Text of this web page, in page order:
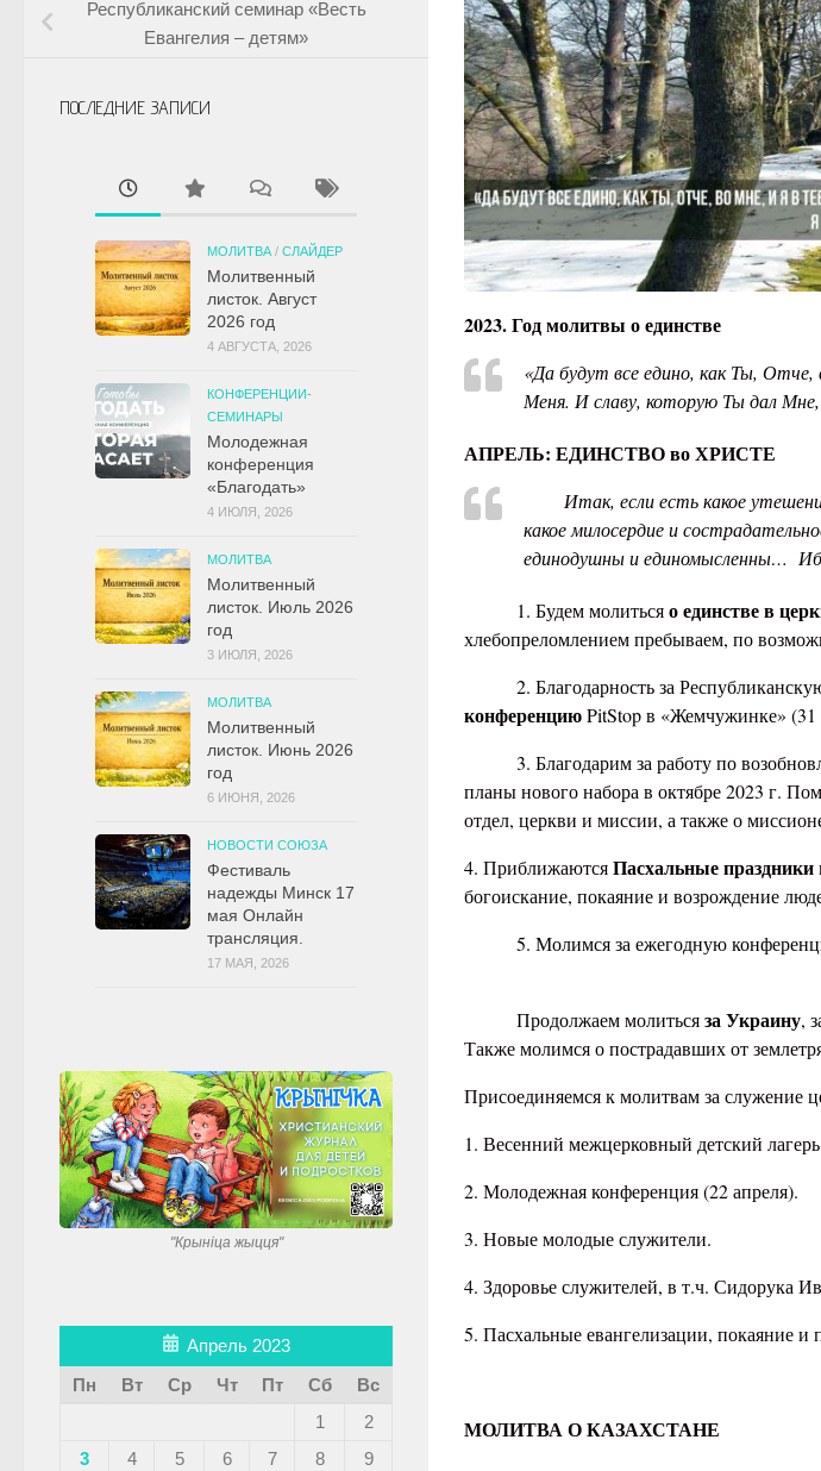
2023. Год молитвы о единстве
«Да будут все едино, как Ты,
Меня. И славу, которую Ты дал
АПРЕЛЬ: ЕДИНСТВО во ХРИСТЕ
Итак, еслиестькакое
какое милосердие и
единодушны и единомысленны…
1. Будем молитьсяо единстве в
хлебопреломлением пребываем, по
2. Благодарность за
конференциюPitStop в «Жемчужинке» (31
3. Благодарим за работу по
планы нового набора в октябре 2023 г.
отдел, церкви и миссии, а также о
4. ПриближаютсяПасхальные праздники
богоискание, покаяние и возрождение
5. Молимся за ежегодную
Продолжаем молитьсяза Украину,
Также молимся о пострадавших от
Присоединяемся к молитвам за служение
1. Весенний межцерковный детский
2. Молодежная конференция (22 апреля).
3. Новые молодые служители.
4. Здоровье служителей, в т.ч. Сидорука
5. Пасхальные евангелизации, покаяние
МОЛИТВА О КАЗАХСТАНЕ
Республиканский семинар «Весть
Евангелия – детям»
ПОСЛЕДНИЕ ЗАПИСИ
МОЛИТВА / СЛАЙДЕР
Молитвенный
листок. Август
2026 год
4 АВГУСТА, 2026
КОНФЕРЕНЦИИ-
СЕМИНАРЫ
Молодежная
конференция
«Благодать»
4 ИЮЛЯ, 2026
МОЛИТВА
Молитвенный
листок. Июль 2026
год
3 ИЮЛЯ, 2026
МОЛИТВА
Молитвенный
листок. Июнь 2026
год
6 ИЮНЯ, 2026
НОВОСТИ СОЮЗА
Фестиваль
надежды Минск 17
мая Онлайн
трансляция.
17 МАЯ, 2026
"Крынiца жыцця"
Апрель 2023
Пн
Вт Ср Чт Пт Сб
Вс
1
2
3
4 5 6 7 8
9